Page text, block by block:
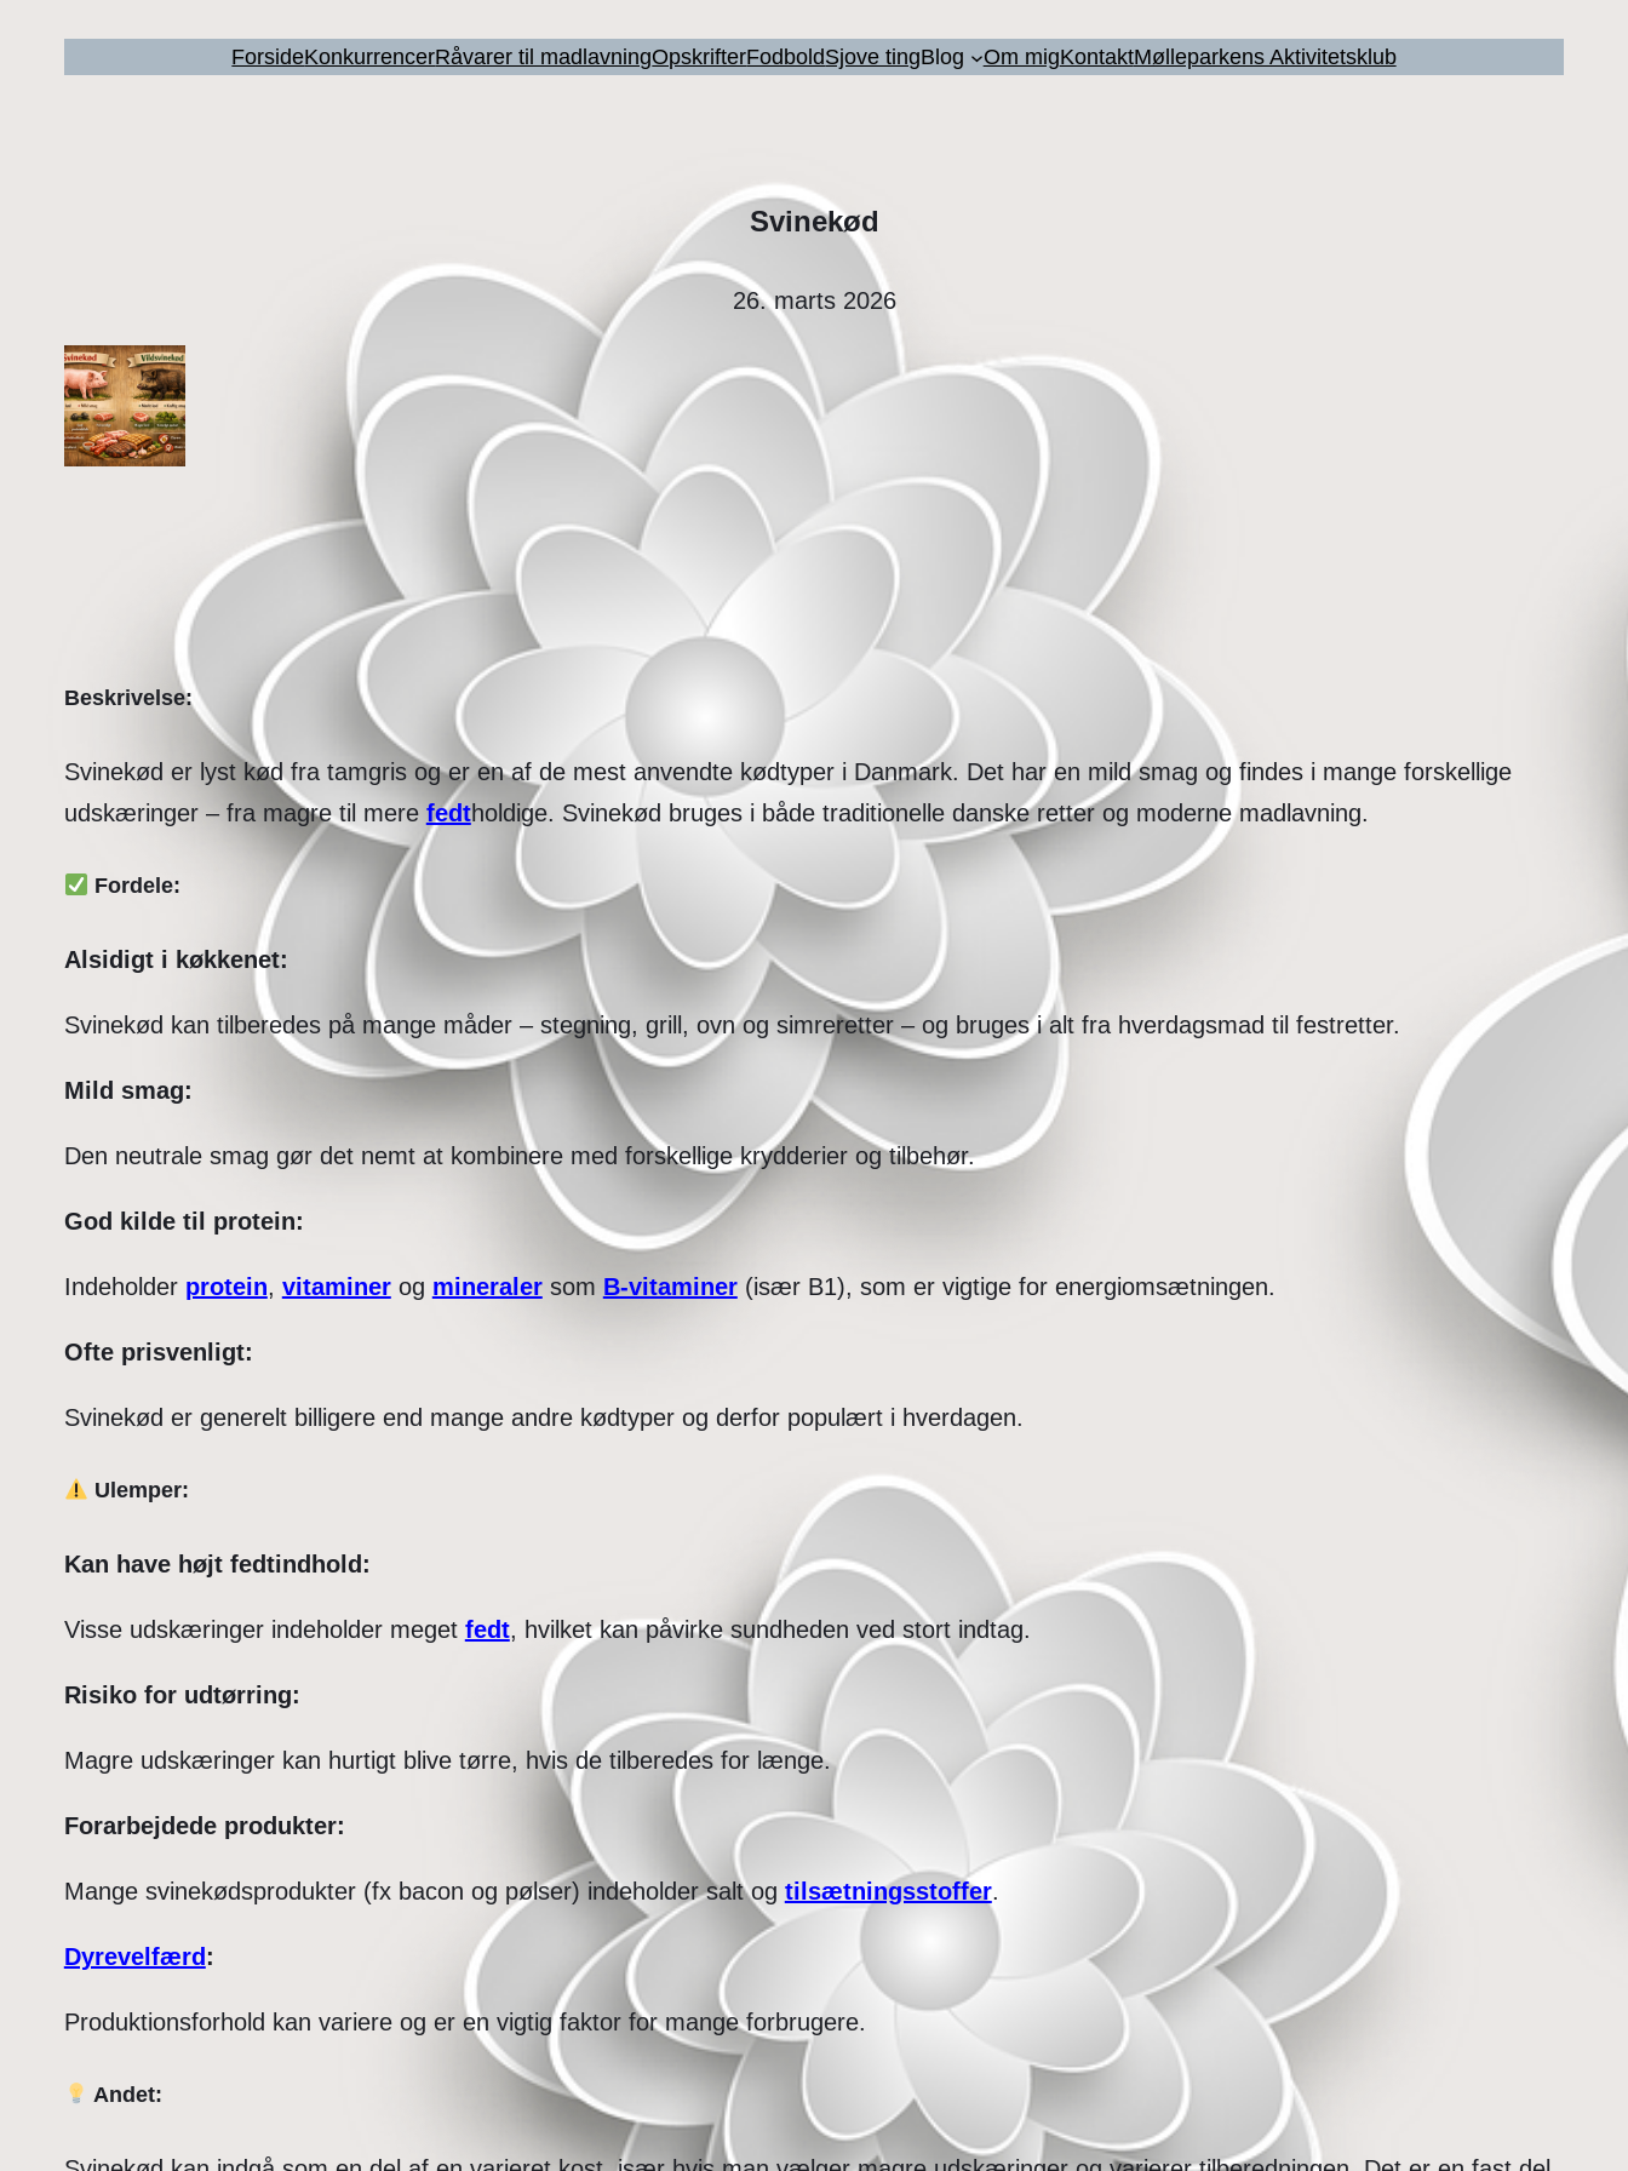
ForsideKonkurrencerRåvarer til madlavningOpskrifterFodboldSjove tingBlog Om migKontaktMølleparkens Aktivitetsklub
Svinekød
26. marts 2026
Beskrivelse:
Svinekød er lyst kød fra tamgris og er en af de mest anvendte kødtyper i Danmark. Det har en mild smag og findes i mange forskellige
udskæringer – fra magre til mere fedtholdige. Svinekød bruges i både traditionelle danske retter og moderne madlavning.
Fordele:
Alsidigt i køkkenet:
Svinekød kan tilberedes på mange måder – stegning, grill, ovn og simreretter – og bruges i alt fra hverdagsmad til festretter.
Mild smag:
Den neutrale smag gør det nemt at kombinere med forskellige krydderier og tilbehør.
God kilde til protein:
Indeholder protein, vitaminerog mineralersom B-vitaminer(især B1), som er vigtige for energiomsætningen.
Ofte prisvenligt:
Svinekød er generelt billigere end mange andre kødtyper og derfor populært i hverdagen.
Ulemper:
Kan have højt fedtindhold:
Visse udskæringer indeholder meget fedt, hvilket kan påvirke sundheden ved stort indtag.
Risiko for udtørring:
Magre udskæringer kan hurtigt blive tørre, hvis de tilberedes for længe.
Forarbejdede produkter:
Mange svinekødsprodukter (fx bacon og pølser) indeholder salt og tilsætningsstoffer.
Dyrevelfærd :
Produktionsforhold kan variere og er en vigtig faktor for mange forbrugere.
Andet: